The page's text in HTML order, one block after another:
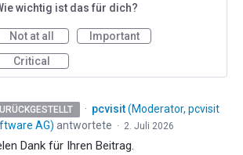
wichtig ist das für dich?
Not at all
Important
Critical
· pcvisit(Moderator, pcvisit
AG) antwortete · 2. Juli 2026
Dank für Ihren Beitrag.